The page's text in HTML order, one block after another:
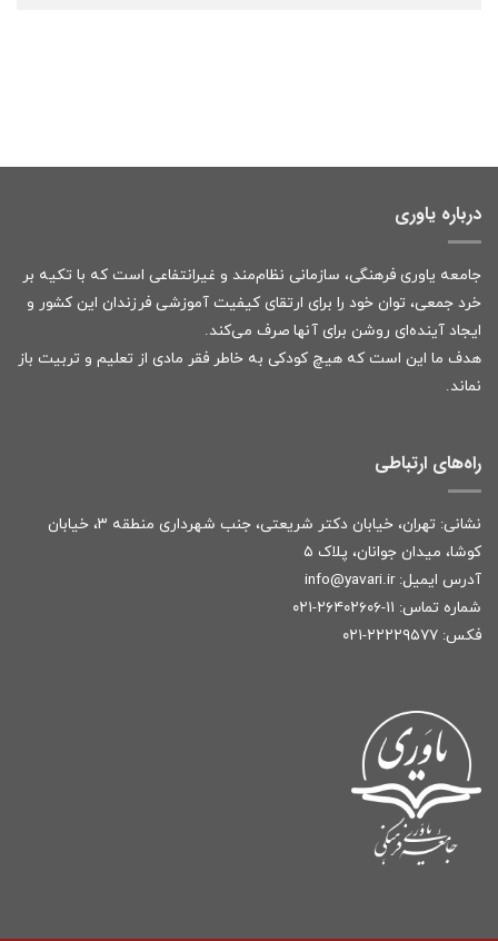
درباره یاوری
جامعه یاوری فرهنگی، سازمانی نظام‌مند و غیرانتفاعی است که با تکیه بر
خرد جمعی، توان خود را برای ارتقای کیفیت آموزشی فرزندان این کشور و
ایجاد آینده‌ای روشن برای آنها صرف می‌کند.
هدف ما این است که هیچ کودکی به خاطر فقر مادی از تعلیم و تربیت باز
نماند.
راه‌های ارتباطی
نشانی: تهران، خیابان دکتر شریعتی، جنب شهرداری منطقه ۳، خیابان
کوشا، میدان جوانان، پلاک ۵
آدرس ایمیل: info@yavari.ir
شماره تماس: ۱۱-۲۶۴۰۲۶۰۶-۰۲۱
فکس: ۲۲۲۲۹۵۷۷-۰۲۱